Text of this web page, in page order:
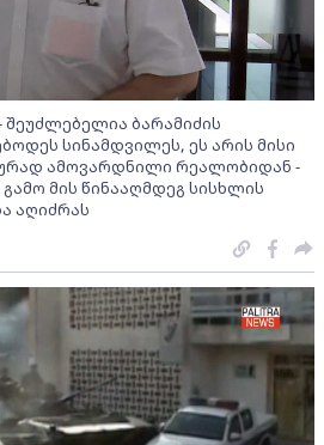
შეუძლებელია ბარამიძის
სინამდვილეს, ეს არის მისი
ამოვარდნილი რეალობიდან -
მის წინააღმდეგ სისხლის
აღიძრას